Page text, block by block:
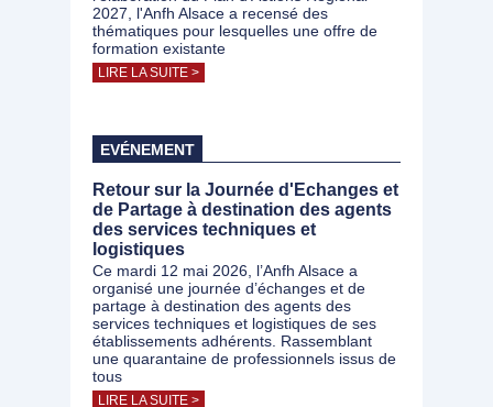
2027, l'Anfh Alsace a recensé des
thématiques pour lesquelles une offre de
formation existante
LIRE LA SUITE >
EVÉNEMENT
Retour sur la Journée d'Echanges et
de Partage à destination des agents
des services techniques et
logistiques
Ce mardi 12 mai 2026, l’Anfh Alsace a
organisé une journée d’échanges et de
partage à destination des agents des
services techniques et logistiques de ses
établissements adhérents. Rassemblant
une quarantaine de professionnels issus de
tous
LIRE LA SUITE >